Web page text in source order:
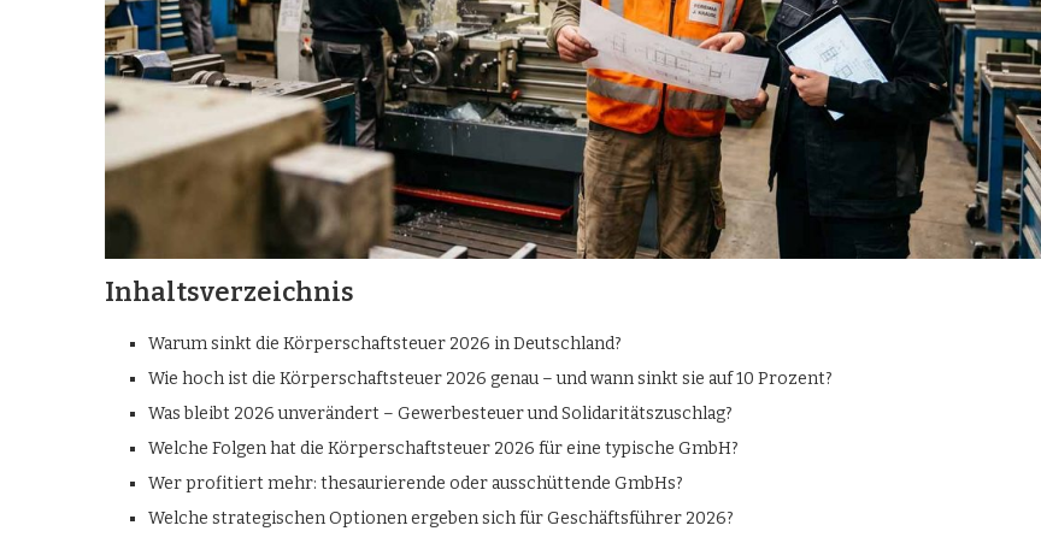
Inhaltsverzeichnis
Warum sinkt die Körperschaftsteuer 2026 in Deutschland?
Wie hoch ist die Körperschaftsteuer 2026 genau – und wann sinkt sie auf 10 Prozent?
Was bleibt 2026 unverändert – Gewerbesteuer und Solidaritätszuschlag?
Welche Folgen hat die Körperschaftsteuer 2026 für eine typische GmbH?
Wer profitiert mehr: thesaurierende oder ausschüttende GmbHs?
Welche strategischen Optionen ergeben sich für Geschäftsführer 2026?